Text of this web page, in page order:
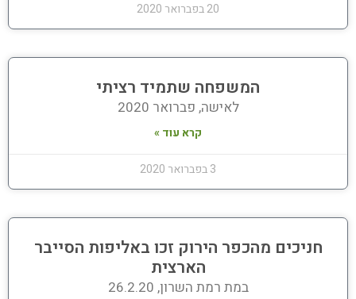
20 בפברואר 2020
המשפחה שתמיד רציתי
לאישה, פברואר 2020
קרא עוד »
3 בפברואר 2020
חניכים מהכפר הירוק זכו באליפות הסייבר
הארצית
במת רמת השרון, 26.2.20